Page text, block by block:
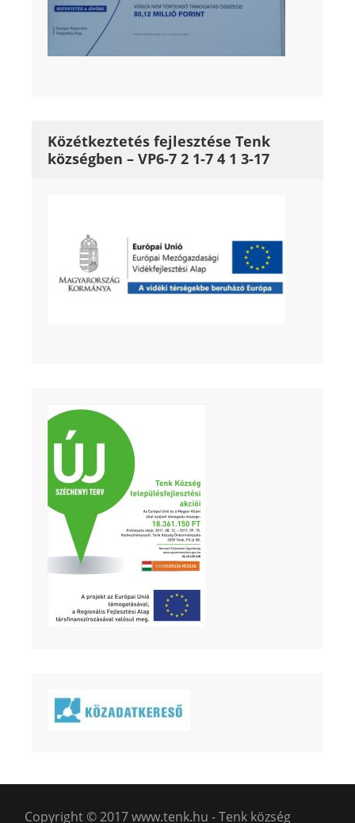
Közétkeztetés fejlesztése Tenk
községben – VP6-7 2 1-7 4 1 3-17
Copyright © 2017 www.tenk.hu - Tenk község